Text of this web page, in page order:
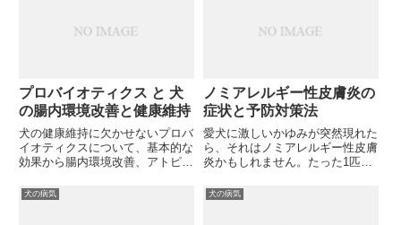
プロバイオティクス と 犬
の腸内環境改善と健康維持
犬の健康維持に欠かせないプロバ
イオティクスについて、基本的な
効果から腸内環境改善、アトピー
します。愛犬の健康を守るため
ノミアレルギー性皮膚炎の
症状と予防対策法
愛犬に激しいかゆみが突然現れた
ら、それはノミアレルギー性皮膚
炎かもしれません。たった1匹の
症状、原因、効果的な治療法と予
犬の病気 犬の病気